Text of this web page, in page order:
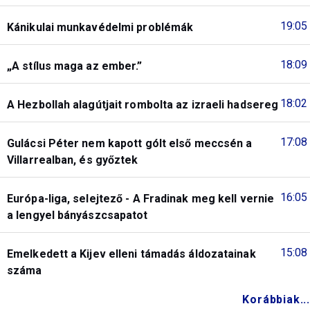
19:05
Kánikulai munkavédelmi problémák
18:09
„A stílus maga az ember.”
18:02
A Hezbollah alagútjait rombolta az izraeli hadsereg
17:08
Gulácsi Péter nem kapott gólt első meccsén a
Villarrealban, és győztek
16:05
Európa-liga, selejtező - A Fradinak meg kell vernie
a lengyel bányászcsapatot
15:08
Emelkedett a Kijev elleni támadás áldozatainak
száma
Korábbiak...